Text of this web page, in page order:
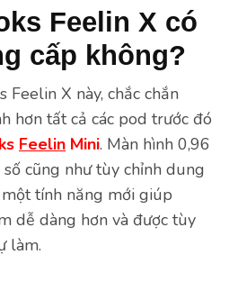
Feelin X có
cấp không?
Feelin X này, chắc chắn
hơn tất cả các pod trước đó
Feelin Mini. Màn hình 0,96
cũng như tùy chỉnh dung
tính năng mới giúp
dễ dàng hơn và được tùy
làm.